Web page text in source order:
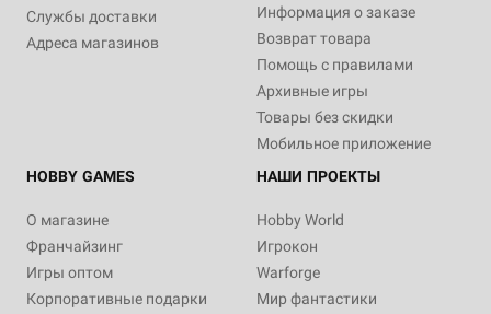
Службы доставки
Адреса магазинов
Информация о заказе
Возврат товара
Помощь с правилами
Архивные игры
Товары без скидки
Мобильное приложение
HOBBY GAMES
О магазине
Франчайзинг
Игры оптом
Корпоративные подарки
НАШИ ПРОЕКТЫ
Hobby World
Игрокон
Warforge
Мир фантастики